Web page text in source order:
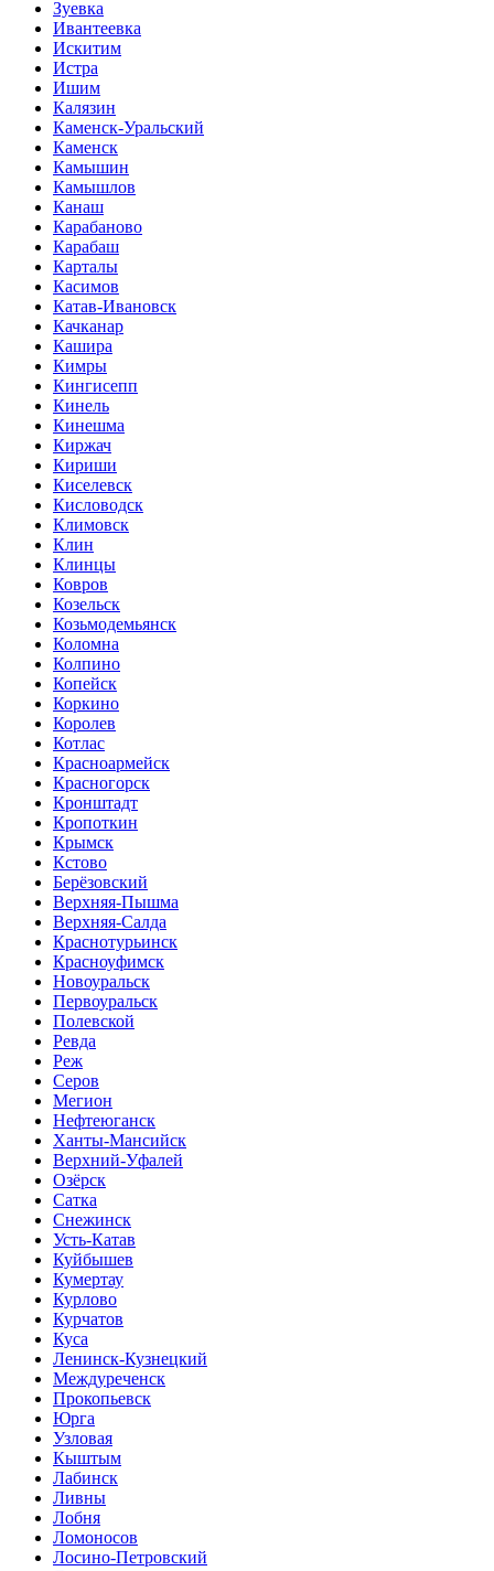
Зуевка
Ивантеевка
Искитим
Истра
Ишим
Калязин
Каменск-Уральский
Каменск
Камышин
Камышлов
Канаш
Карабаново
Карабаш
Карталы
Касимов
Катав-Ивановск
Качканар
Кашира
Кимры
Кингисепп
Кинель
Кинешма
Киржач
Кириши
Киселевск
Кисловодск
Климовск
Клин
Клинцы
Ковров
Козельск
Козьмодемьянск
Коломна
Колпино
Копейск
Коркино
Королев
Котлас
Красноармейск
Красногорск
Кронштадт
Кропоткин
Крымск
Кстово
Берёзовский
Верхняя-Пышма
Верхняя-Салда
Краснотурьинск
Красноуфимск
Новоуральск
Первоуральск
Полевской
Ревда
Реж
Серов
Мегион
Нефтеюганск
Ханты-Мансийск
Верхний-Уфалей
Озёрск
Сатка
Снежинск
Усть-Катав
Куйбышев
Кумертау
Курлово
Курчатов
Куса
Ленинск-Кузнецкий
Междуреченск
Прокопьевск
Юрга
Узловая
Кыштым
Лабинск
Ливны
Лобня
Ломоносов
Лосино-Петровский